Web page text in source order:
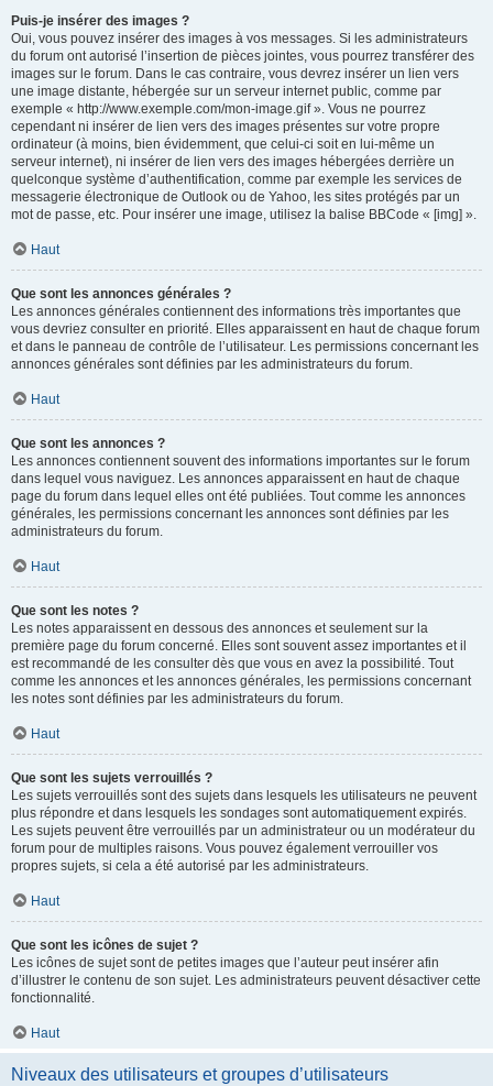
Puis-je insérer des images ?
Oui, vous pouvez insérer des images à vos messages. Si les administrateurs
du forum ont autorisé l’insertion de pièces jointes, vous pourrez transférer des
images sur le forum. Dans le cas contraire, vous devrez insérer un lien vers
une image distante, hébergée sur un serveur internet public, comme par
exemple « http://www.exemple.com/mon-image.gif ». Vous ne pourrez
cependant ni insérer de lien vers des images présentes sur votre propre
ordinateur (à moins, bien évidemment, que celui-ci soit en lui-même un
serveur internet), ni insérer de lien vers des images hébergées derrière un
quelconque système d’authentification, comme par exemple les services de
messagerie électronique de Outlook ou de Yahoo, les sites protégés par un
mot de passe, etc. Pour insérer une image, utilisez la balise BBCode « [img] ».
Haut
Que sont les annonces générales ?
Les annonces générales contiennent des informations très importantes que
vous devriez consulter en priorité. Elles apparaissent en haut de chaque forum
et dans le panneau de contrôle de l’utilisateur. Les permissions concernant les
annonces générales sont définies par les administrateurs du forum.
Haut
Que sont les annonces ?
Les annonces contiennent souvent des informations importantes sur le forum
dans lequel vous naviguez. Les annonces apparaissent en haut de chaque
page du forum dans lequel elles ont été publiées. Tout comme les annonces
générales, les permissions concernant les annonces sont définies par les
administrateurs du forum.
Haut
Que sont les notes ?
Les notes apparaissent en dessous des annonces et seulement sur la
première page du forum concerné. Elles sont souvent assez importantes et il
est recommandé de les consulter dès que vous en avez la possibilité. Tout
comme les annonces et les annonces générales, les permissions concernant
les notes sont définies par les administrateurs du forum.
Haut
Que sont les sujets verrouillés ?
Les sujets verrouillés sont des sujets dans lesquels les utilisateurs ne peuvent
plus répondre et dans lesquels les sondages sont automatiquement expirés.
Les sujets peuvent être verrouillés par un administrateur ou un modérateur du
forum pour de multiples raisons. Vous pouvez également verrouiller vos
propres sujets, si cela a été autorisé par les administrateurs.
Haut
Que sont les icônes de sujet ?
Les icônes de sujet sont de petites images que l’auteur peut insérer afin
d’illustrer le contenu de son sujet. Les administrateurs peuvent désactiver cette
fonctionnalité.
Haut
Niveaux des utilisateurs et groupes d’utilisateurs